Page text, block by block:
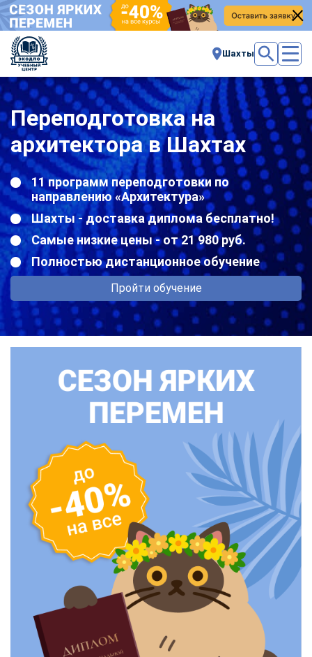
Шахты
Переподготовка на
архитектора в Шахтах
11 программ переподготовки по
направлению «Архитектура»
Шахты - доставка диплома бесплатно!
Самые низкие цены - от 21 980 руб.
Полностью дистанционное обучение
Пройти обучение